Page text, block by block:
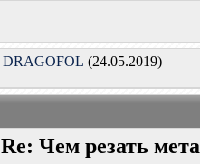
DRAGOFOL (24.05.2019)
Re: Чем резать